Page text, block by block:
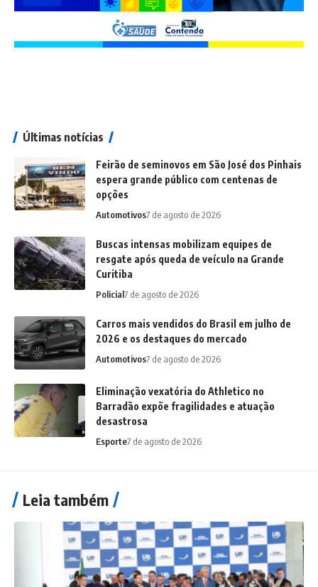
Últimas notícias
Feirão de seminovos em São José dos Pinhais
espera grande público com centenas de
opções
Automotivos7 de agosto de 2026
Buscas intensas mobilizam equipes de
resgate após queda de veículo na Grande
Curitiba
Policial7 de agosto de 2026
Carros mais vendidos do Brasil em julho de
2026 e os destaques do mercado
Automotivos7 de agosto de 2026
Eliminação vexatória do Athletico no
Barradão expõe fragilidades e atuação
desastrosa
Esporte7 de agosto de 2026
Leia também